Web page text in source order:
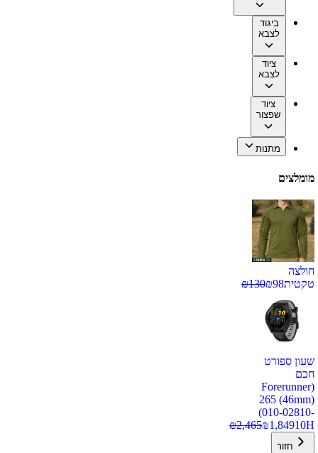
ביגוד
לצבא
ציוד
לצבא
ציוד
שפצור
מתנות
מומלצים
חולצה
טקטית
₪98
₪130
שעון ספורט
חכם
(Forerunner
265 (46mm)
(010-02810-
10H
₪1,849
₪2,465
חזור